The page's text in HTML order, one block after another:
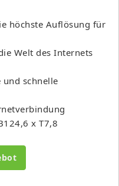
höchste Auflösung für
Welt des Internets
schnelle
x T7,8